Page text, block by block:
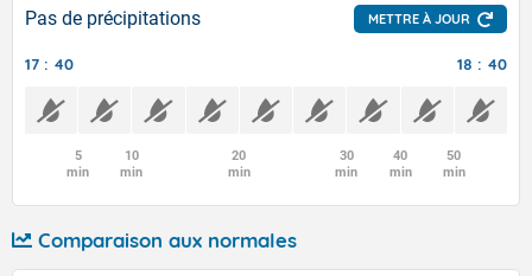
Pas de précipitations METTRE À JOUR
17 : 40 18 : 40
5
min
10
min
20
min
30
min
40
min
50
min
Comparaison aux normales